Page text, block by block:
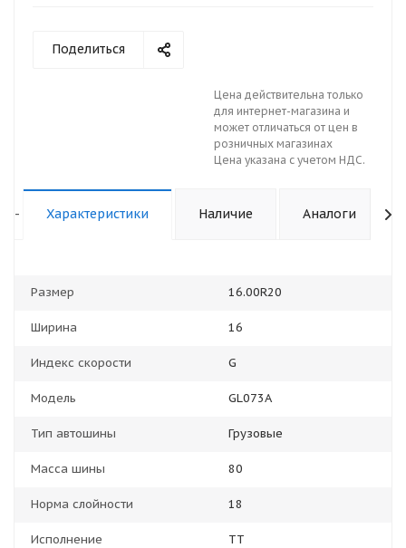
Поделиться
Цена действительна только
для интернет-магазина и
может отличаться от цен в
розничных магазинах
Цена указана с учетом НДС.
- Характеристики Наличие Аналоги
Размер 16.00R20
Ширина 16
Индекс скорости G
Модель GL073A
Тип автошины Грузовые
Масса шины 80
Норма слойности 18
Исполнение TT